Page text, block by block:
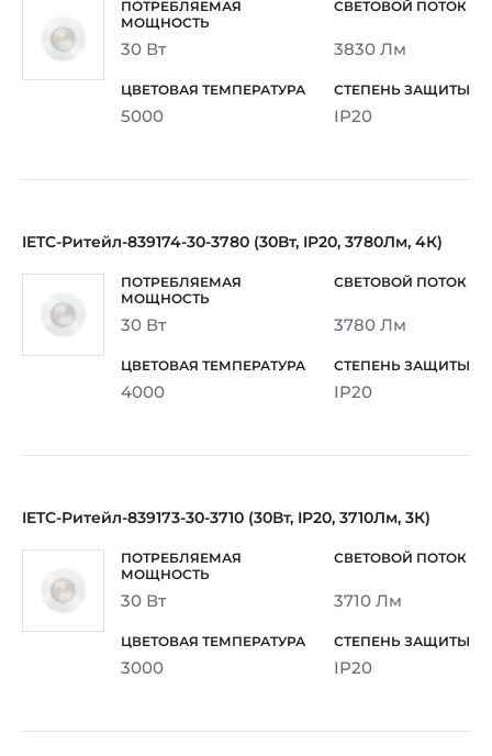
30 Вт 3830 Лм
5000 IP20
IETC-Ритейл-839174-30-3780 (30Вт, IP20, 3780Лм, 4К)
30 Вт 3780 Лм
4000 IP20
IETC-Ритейл-839173-30-3710 (30Вт, IP20, 3710Лм, 3К)
30 Вт 3710 Лм
3000 IP20